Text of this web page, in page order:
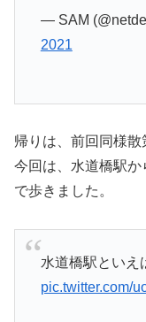
— SAM
2021
帰りは、前回同様散
今回は、水道橋駅か
で歩きました。
水道橋駅といえ
pic.twitter.com/